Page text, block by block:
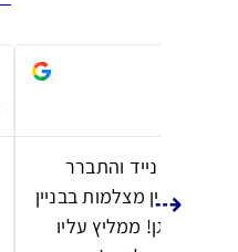
אין לי ספק
והחדשנית ביותר
והמיחשוב. תודה